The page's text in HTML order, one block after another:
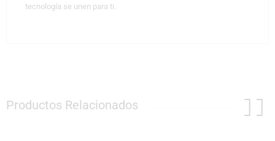
tecnología se unen para ti.
Productos Relacionados